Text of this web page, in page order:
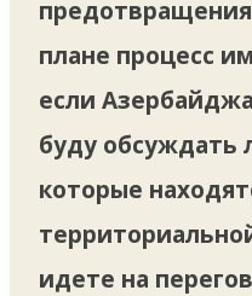
плане процесс
если
буду обсуждать
которые
идете на